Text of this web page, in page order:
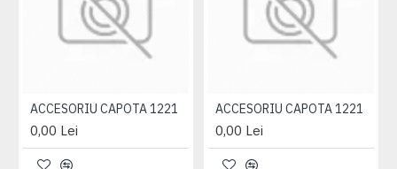
ACCESORIU CAPOTA 1221
0,00 Lei
ACCESORIU CAPOTA 1221
0,00 Lei